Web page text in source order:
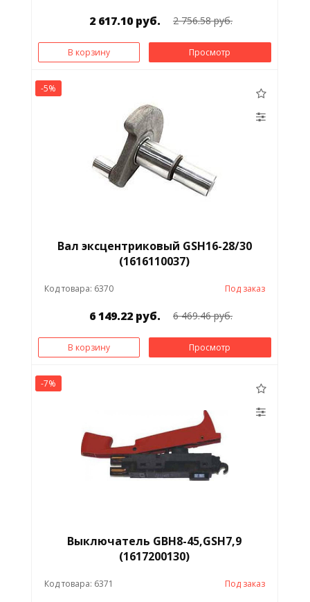
2 617.10 руб. 2 756.58 руб.
В корзину Просмотр
-5%
Вал эксцентриковый GSH16-28/30
(1616110037)
Код товара: 6370 Под заказ
6 149.22 руб. 6 469.46 руб.
В корзину Просмотр
-7%
Выключатель GBH8-45,GSH7,9
(1617200130)
Код товара: 6371 Под заказ